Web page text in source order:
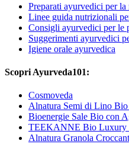
Preparati ayurvedici per la
Linee guida nutrizionali
Consigli ayurvedici per le
Suggerimenti ayurvedici
Igiene orale ayurvedica
Scopri Ayurveda101:
Cosmoveda
Alnatura Semi di Lino Bio
Bioenergie Sale Bio con
TEEKANNE Bio Luxury
Alnatura Granola